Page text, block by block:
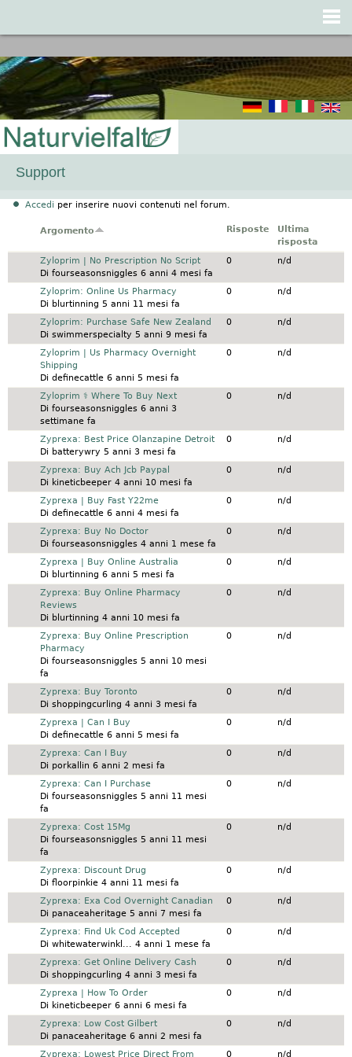
Support
Accedi per inserire nuovi contenuti nel forum.
Argomento Risposte
Ultima
risposta
Discussione normale
Zyloprim | No Prescription No Script
Di fourseasonsniggles6 anni 4 mesi fa
0 n/d
Discussione normale
Zyloprim: Online Us Pharmacy
Di blurtinning 5 anni 11 mesi fa
0 n/d
Discussione normale
Zyloprim: Purchase Safe New Zealand
Di swimmerspecialty 5 anni 9 mesi fa
0 n/d
Discussione normale
Zyloprim | Us Pharmacy Overnight
Shipping
Di definecattle6 anni 5 mesi fa
0 n/d
Discussione normale
Zyloprim ⚕️ Where To Buy Next
Di fourseasonsniggles6 anni 3
settimane fa
0 n/d
Discussione normale
Zyprexa: Best Price Olanzapine Detroit
Di batterywry 5 anni 3 mesi fa
0 n/d
Discussione normale
Zyprexa: Buy Ach Jcb Paypal
Di kineticbeeper4 anni 10 mesi fa
0 n/d
Discussione normale
Zyprexa | Buy Fast Y22me
Di definecattle6 anni 4 mesi fa
0 n/d
Discussione normale
Zyprexa: Buy No Doctor
Di fourseasonsniggles4 anni 1 mese fa
0 n/d
Discussione normale
Zyprexa | Buy Online Australia
Di blurtinning 6 anni 5 mesi fa
0 n/d
Discussione normale
Zyprexa: Buy Online Pharmacy
Reviews
Di blurtinning 4 anni 10 mesi fa
0 n/d
Discussione normale
Zyprexa: Buy Online Prescription
Pharmacy
Di fourseasonsniggles5 anni 10 mesi
fa
0 n/d
Discussione normale
Zyprexa: Buy Toronto
Di shoppingcurling 4 anni 3 mesi fa
0 n/d
Discussione normale
Zyprexa | Can I Buy
Di definecattle6 anni 5 mesi fa
0 n/d
Discussione normale
Zyprexa: Can I Buy
Di porkallin 6 anni 2 mesi fa
0 n/d
Discussione normale
Zyprexa: Can I Purchase
Di fourseasonsniggles5 anni 11 mesi
fa
0 n/d
Discussione normale
Zyprexa: Cost 15Mg
Di fourseasonsniggles5 anni 11 mesi
fa
0 n/d
Discussione normale
Zyprexa: Discount Drug
Di floorpinkie4 anni 11 mesi fa
0 n/d
Discussione normale
Zyprexa: Exa Cod Overnight Canadian
Di panaceaheritage5 anni 7 mesi fa
0 n/d
Discussione normale
Zyprexa: Find Uk Cod Accepted
Di whitewaterwinkl... 4 anni 1 mese fa
0 n/d
Discussione normale
Zyprexa: Get Online Delivery Cash
Di shoppingcurling 4 anni 3 mesi fa
0 n/d
Discussione normale
Zyprexa | How To Order
Di kineticbeeper6 anni 6 mesi fa
0 n/d
Discussione normale
Zyprexa: Low Cost Gilbert
Di panaceaheritage6 anni 2 mesi fa
0 n/d
Discussione normale
Zyprexa: Lowest Price Direct From 0 n/d